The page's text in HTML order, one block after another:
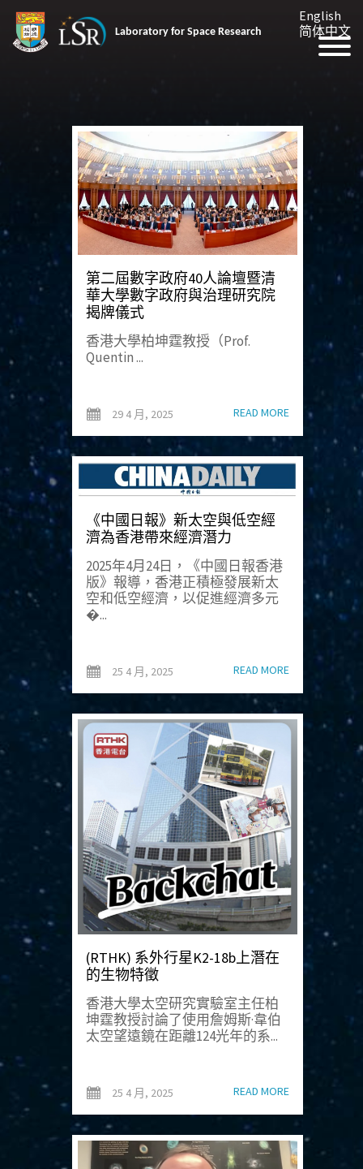
Laboratory for Space Research
English
简体中文
第二屆數字政府40人論壇暨清
華大學數字政府與治理研究院
揭牌儀式
香港大學柏坤霆教授（Prof.
Quentin ...
29 4 月, 2025 READ MORE
《中國日報》新太空與低空經
濟為香港帶來經濟潛力
2025年4月24日，《中國日報香港
版》報導，香港正積極發展新太
空和低空經濟，以促進經濟多元
�...
25 4 月, 2025 READ MORE
(RTHK) 系外行星K2-18b上潛在
的生物特徵
香港大學太空研究實驗室主任柏
坤霆教授討論了使用詹姆斯·韋伯
太空望遠鏡在距離124光年的系...
25 4 月, 2025 READ MORE